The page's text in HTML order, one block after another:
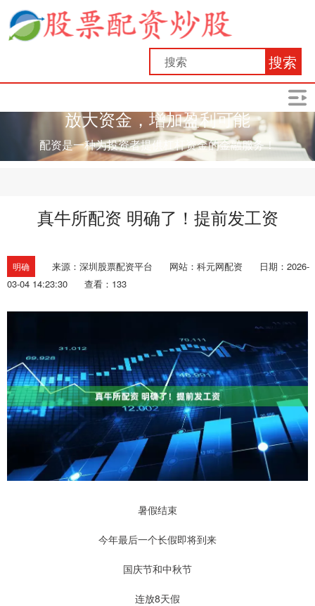
搜索
放大资金，增加盈利可能
配资是一种为投资者提供杠杆资金的金融服务！
真牛所配资 明确了！提前发工资
明确 来源：深圳股票配资平台 网站：科元网配资
日期：2026-
03-04 14:23:30
查看：133
暑假结束
今年最后一个长假即将到来
国庆节和中秋节
连放8天假